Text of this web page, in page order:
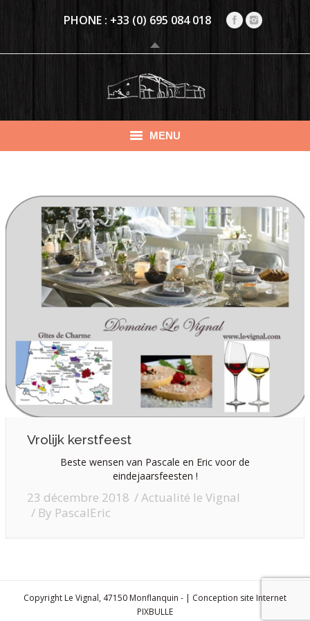
PHONE : +33 (0) 695 084 018
MENU
CHAMBRE D’HÔTES CLIMATISÉE (4 PERS.)
ACTIVITEITEN
EVENEMENTEN
PRIJZEN
CONTACT & RÉSERVATIONS
Vrolijk kerstfeest
Beste wensen van Pascale en Eric voor de
eindejaarsfeesten !
23 décembre 2018
Actualité le Vignal
By PascalEric
Copyright Le Vignal, 47150 Monflanquin - | Conception site Internet
PIXBULLE